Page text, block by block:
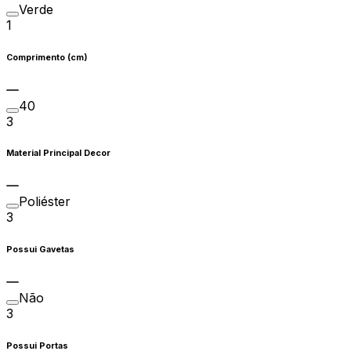
Verde
1
Comprimento (cm)
40
3
Material Principal Decor
Poliéster
3
Possui Gavetas
Não
3
Possui Portas